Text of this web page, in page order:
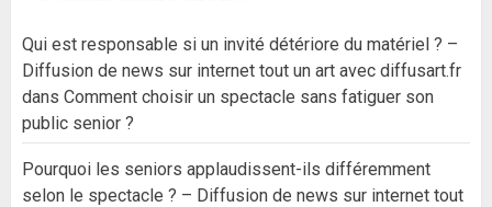
Qui est responsable si un invité détériore du matériel ? –
Diffusion de news sur internet tout un art avec diffusart.fr
dans Comment choisir un spectacle sans fatiguer son
public senior ?
Pourquoi les seniors applaudissent-ils différemment
selon le spectacle ? – Diffusion de news sur internet tout